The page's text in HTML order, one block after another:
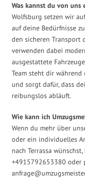
Was kannst du von uns
Wolfsburg setzen wir
auf deine Bedürfnisse
den sicheren Transport
verwenden dabei
ausgestattete
Team steht dir während
und sorgt dafür, dass
reibungslos abläuft.
Wie kann ich
Wenn du mehr über
oder ein individuelles
nach Terrassa
+4915792653380 oder